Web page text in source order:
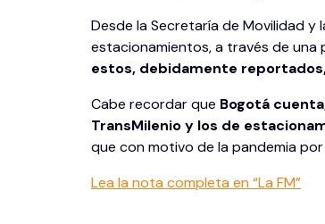
Desde la Secretaría de Movilidad
estacionamientos, a través de una
estos, debidamente
Cabe recordar que Bogotá
TransMilenio y los de
que con motivo de la pandemia
Lea la nota completa en “La FM”